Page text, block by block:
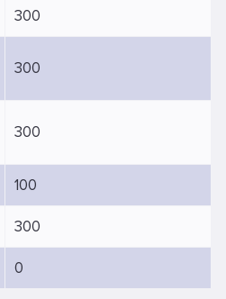
300
300
300
100
300
0